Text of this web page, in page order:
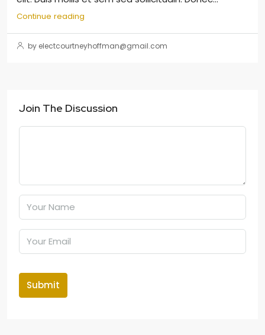
Continue reading
by electcourtneyhoffman@gmail.com
Join The Discussion
Submit